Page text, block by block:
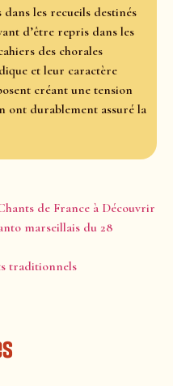
les recueils destinés
d’être repris dans les
des chorales
et leur caractère
créant une tension
ont durablement assuré la
de France à Découvrir
marseillais du 28
traditionnels